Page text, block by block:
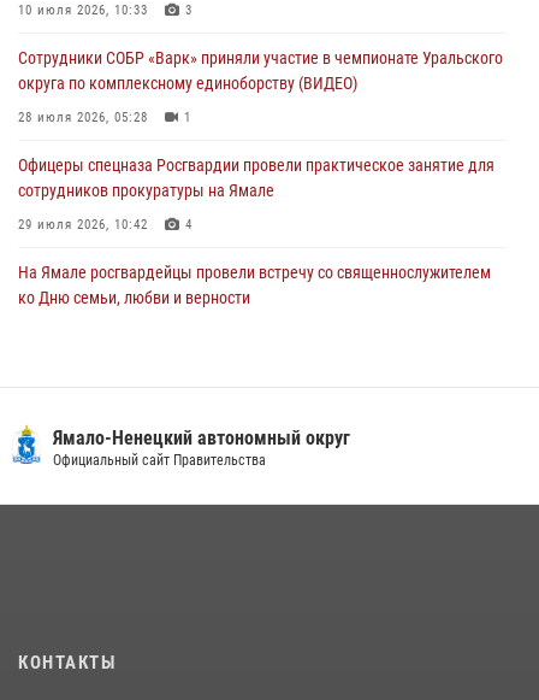
На Полярном круге Росгвардия обеспечила безопасность турнира
27 июля 2026, 09:04
10 июля 2026, 10:33 3
Сотрудники СОБР «Варк» приняли участие в чемпионате Уральского
округа по комплексному единоборству (ВИДЕО)
28 июля 2026, 05:28 1
Офицеры спецназа Росгвардии провели практическое занятие для
сотрудников прокуратуры на Ямале
29 июля 2026, 10:42 4
На Ямале росгвардейцы провели встречу со священнослужителем
ко Дню семьи, любви и верности
«Каникулы с Росгвардией» продолжаются на Ямале
Ямало-Ненецкий автономный округ
Официальный сайт Правительства
КОНТАКТЫ